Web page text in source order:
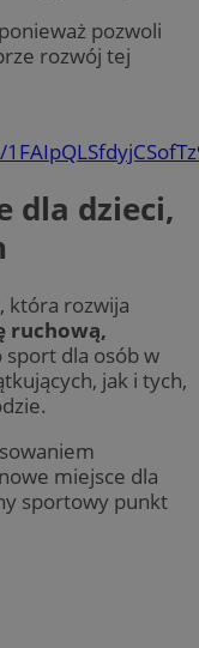
pozwoli
rozwój tej
dla dzieci,
która rozwija
ruchową,
sport dla osób w
jak i tych,
miejsce dla
sportowy punkt